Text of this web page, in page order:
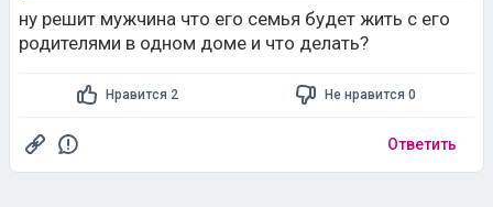
ну решит мужчина что его семья будет жить с его
родителями в одном доме и что делать?
Нравится 2 Не нравится 0
Ответить